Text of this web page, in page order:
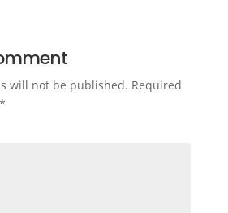
will not be published. Required
*